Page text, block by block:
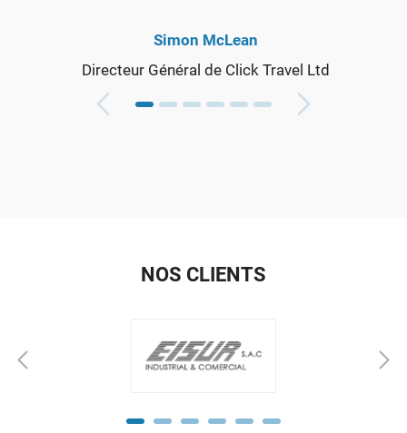
Simon McLean
Directeur Général de Click Travel Ltd
NOS CLIENTS